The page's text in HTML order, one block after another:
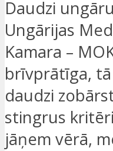
Daudzi
Ungārijas
Kamara –
brīvprātīga,
daudzi
stingrus
jāņem vērā,